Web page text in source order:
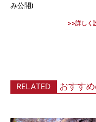
み公開)
詳しく
RELATED おすす